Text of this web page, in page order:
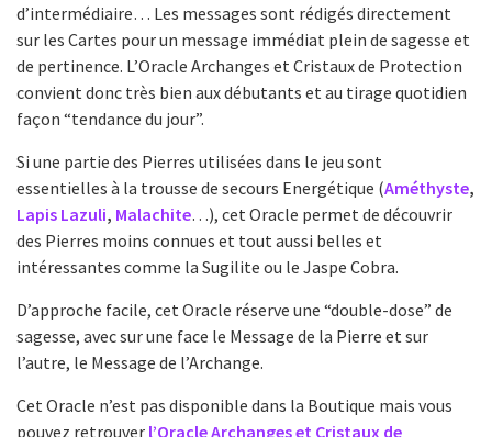
d’intermédiaire… Les messages sont rédigés directement
sur les Cartes pour un message immédiat plein de sagesse et
de pertinence. L’Oracle Archanges et Cristaux de Protection
convient donc très bien aux débutants et au tirage quotidien
façon “tendance du jour”.
Si une partie des Pierres utilisées dans le jeu sont
essentielles à la trousse de secours Energétique (Améthyste,
Lapis Lazuli, Malachite…), cet Oracle permet de découvrir
des Pierres moins connues et tout aussi belles et
intéressantes comme la Sugilite ou le Jaspe Cobra.
D’approche facile, cet Oracle réserve une “double-dose” de
sagesse, avec sur une face le Message de la Pierre et sur
l’autre, le Message de l’Archange.
Cet Oracle n’est pas disponible dans la Boutique mais vous
pouvez retrouver l’Oracle Archanges et Cristaux de